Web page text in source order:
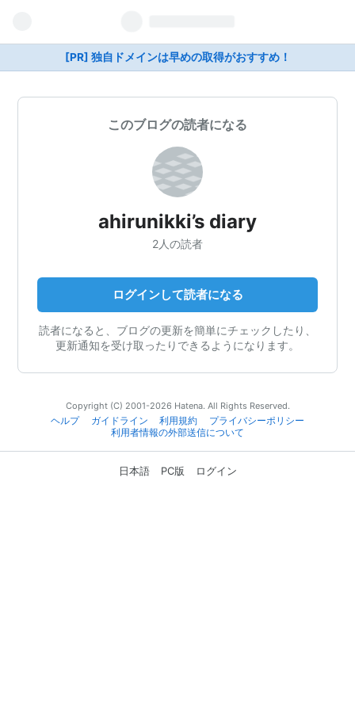
[PR] 独自ドメインは早めの取得がおすすめ！
このブログの読者になる
ahirunikki’s diary
2人の読者
ログインして読者になる
読者になると、ブログの更新を簡単にチェックしたり、
更新通知を受け取ったりできるようになります。
Copyright (C) 2001-2026 Hatena. All Rights Reserved.
ヘルプ
ガイドライン 利用規約
プライバシーポリシー
利用者情報の外部送信について
日本語 PC版 ログイン